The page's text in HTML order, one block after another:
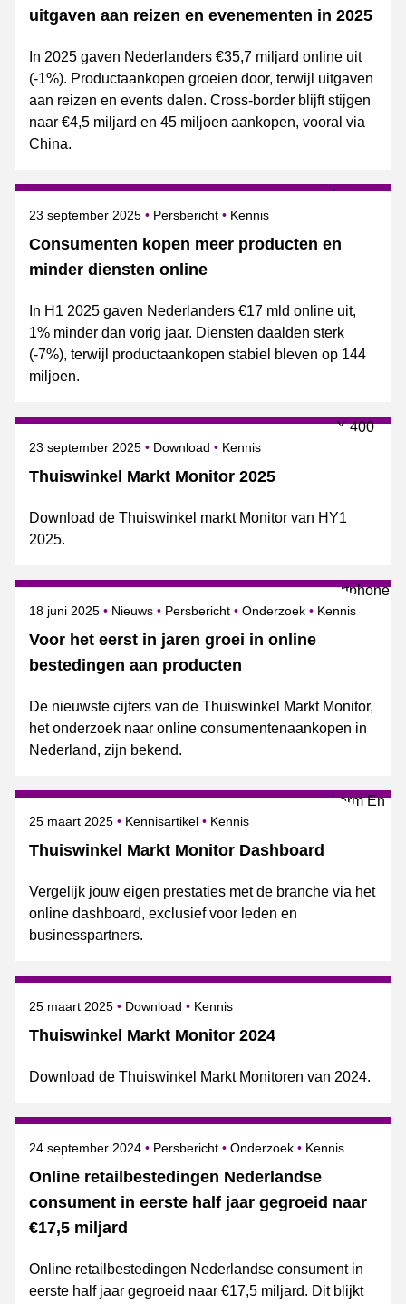
uitgaven aan reizen en evenementen in 2025
In 2025 gaven Nederlanders €35,7 miljard online uit
(-1%). Productaankopen groeien door, terwijl uitgaven
aan reizen en events dalen. Cross-border blijft stijgen
naar €4,5 miljard en 45 miljoen aankopen, vooral via
China.
Consumenten kopen meer producten en
minder diensten online
Gepubliceerd op
23 september 2025 Categorie
Persbericht Onderwerpen
Kennis
In H1 2025 gaven Nederlanders €17 mld online uit,
1% minder dan vorig jaar. Diensten daalden sterk
(-7%), terwijl productaankopen stabiel bleven op 144
miljoen.
Thuiswinkel Markt Monitor 2025
Gepubliceerd op
23 september 2025 Download Onderwerpen
Kennis
Download de Thuiswinkel markt Monitor van HY1
2025.
Voor het eerst in jaren groei in online
bestedingen aan producten
Gepubliceerd op
18 juni 2025 Categorie
Nieuws Persbericht Onderzoek Onderwerpen
Kennis
De nieuwste cijfers van de Thuiswinkel Markt Monitor,
het onderzoek naar online consumentenaankopen in
Nederland, zijn bekend.
Thuiswinkel Markt Monitor Dashboard
Gepubliceerd op
25 maart 2025 Kennisartikel Onderwerpen
Kennis
Vergelijk jouw eigen prestaties met de branche via het
online dashboard, exclusief voor leden en
businesspartners.
Thuiswinkel Markt Monitor 2024
Gepubliceerd op
25 maart 2025 Download Onderwerpen
Kennis
Download de Thuiswinkel Markt Monitoren van 2024.
Online retailbestedingen Nederlandse
consument in eerste half jaar gegroeid naar
€17,5 miljard
Gepubliceerd op
24 september 2024 Categorie
Persbericht Onderzoek Onderwerpen
Kennis
Online retailbestedingen Nederlandse consument in
eerste half jaar gegroeid naar €17,5 miljard. Dit blijkt